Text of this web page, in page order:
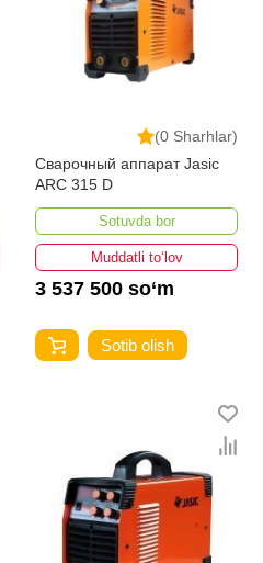
(0 Sharhlar)
Сварочный аппарат Jasic
ARC 315 D
Sotuvda bor
Muddatli to‘lov
3 537 500 so‘m
Sotib olish